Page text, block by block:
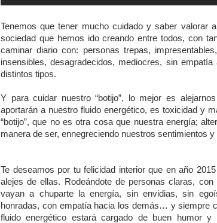
Tenemos que tener mucho cuidado y saber valorar
sociedad que hemos ido creando entre todos, con
caminar diario con: personas trepas,
insensibles, desagradecidos, mediocres, sin
distintos tipos.
Y para cuidar nuestro “botijo”, lo mejor es
aportarán a nuestro fluido energético, es toxicidad y
“botijo”, que no es otra cosa que nuestra energía;
manera de ser, ennegreciendo nuestros sentimientos
Te deseamos por tu felicidad interior que en año
alejes de ellas. Rodeándote de personas claras,
vayan a chuparte la energía, sin envidias, sin
honradas, con empatía hacia los demás… y siempre
fluido energético estará cargado de buen humor